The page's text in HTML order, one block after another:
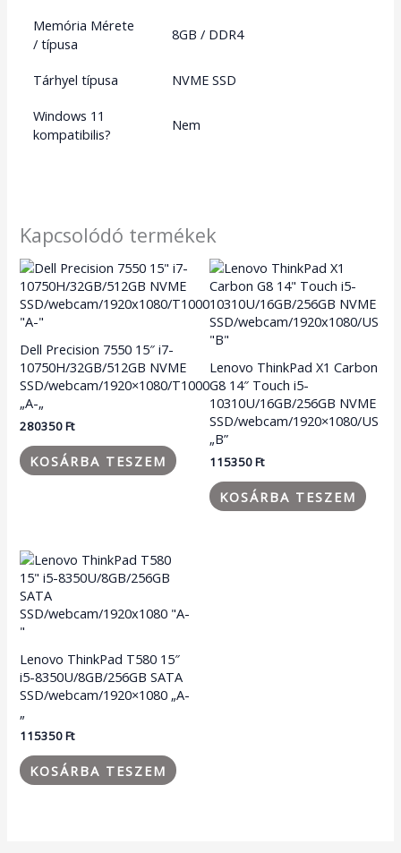
Memória Mérete
/ típusa
8GB / DDR4
Tárhyel típusa
NVME SSD
Windows 11
kompatibilis?
Nem
Kapcsolódó termékek
Dell Precision 7550 15″ i7-
10750H/32GB/512GB NVME
SSD/webcam/1920×1080/T1000
„A-„
280350Ft
KOSÁRBA TESZEM
Lenovo ThinkPad X1 Carbon
G8 14″ Touch i5-
10310U/16GB/256GB NVME
SSD/webcam/1920×1080/US
„B”
115350Ft
KOSÁRBA TESZEM
Lenovo ThinkPad T580 15″
i5-8350U/8GB/256GB SATA
SSD/webcam/1920×1080 „A-
„
115350Ft
KOSÁRBA TESZEM